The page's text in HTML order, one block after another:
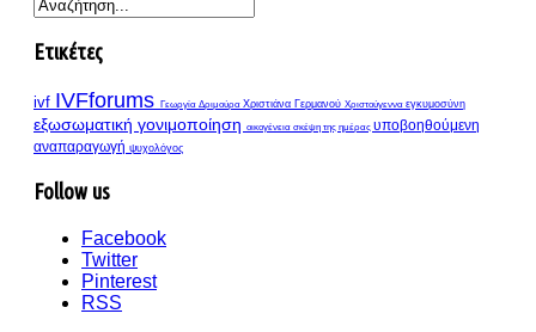
Ετικέτες
ivf IVFforums Γεωργία Δριμούρα Χριστιάνα Γερμανού Χριστούγεννα εγκυμοσύνη
εξωσωματική γονιμοποίηση οικογένεια σκέψη της ημέρας υποβοηθούμενη
αναπαραγωγή ψυχολόγος
Follow us
Facebook
Twitter
Pinterest
RSS